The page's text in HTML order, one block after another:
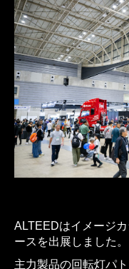
ALTEEDはイメージ
ースを出展しました。
主力製品の回転灯パ